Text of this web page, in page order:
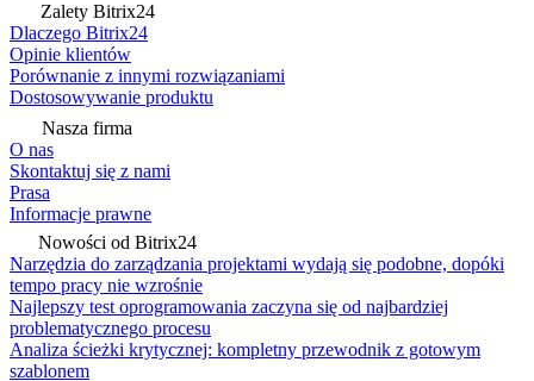
Zalety Bitrix24
Dlaczego Bitrix24
Opinie klientów
Porównanie z innymi rozwiązaniami
Dostosowywanie produktu
Nasza firma
O nas
Skontaktuj się z nami
Prasa
Informacje prawne
Nowości od Bitrix24
Narzędzia do zarządzania projektami wydają się podobne, dopóki
tempo pracy nie wzrośnie
Najlepszy test oprogramowania zaczyna się od najbardziej
problematycznego procesu
Analiza ścieżki krytycznej: kompletny przewodnik z gotowym
szablonem